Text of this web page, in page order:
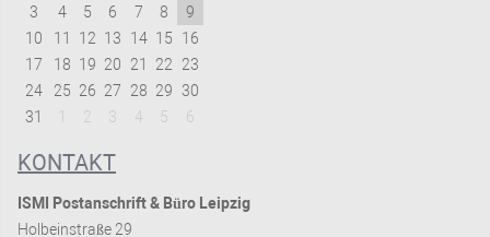
3
4 5 6 7 8
9
10
11 12 13 14 15
16
17
18 19 20 21 22
23
24
25 26 27 28 29 30
31
2 3 4 5 6
KONTAKT
ISMI Postanschrift & Büro Leipzig
Holbeinstraße 29